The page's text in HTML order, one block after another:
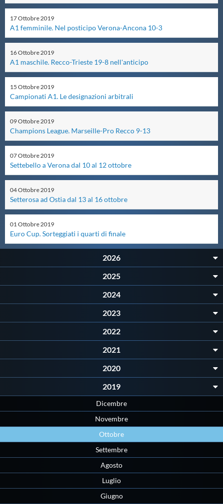
Master
Formazione
GUG
Scuole Nuoto
Propaganda
Centri Federali
Area Legislativa
Protezione Civile
Qualità
Privacy
Flash News
Galleria fotografica
Videogallery
17Ottobre2019
A1 femminile. Nel posticipo Verona-Ancona 10-3
16Ottobre2019
A1 maschile. Recco-Trieste 19-8 nell'anticipo
15 Ottobre2019
Campionati A1. Le designazioni arbitrali
09Ottobre2019
Champions League. Marseille-Pro Recco 9-13
07Ottobre2019
Settebello a Verona dal 10 al 12 ottobre
04Ottobre2019
Setterosa ad Ostia dal 13 al 16 ottobre
01Ottobre2019
Euro Cup. Sorteggiati i quarti di finale
2026
2025
2024
2023
2022
2021
2020
2019
Dicembre
Novembre
Ottobre
Settembre
Agosto
Luglio
Giugno